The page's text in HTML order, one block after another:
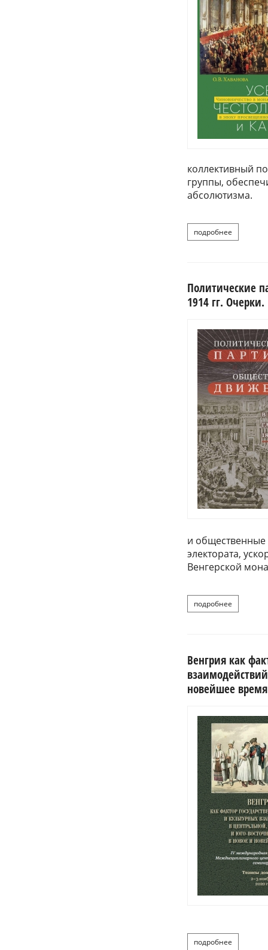
коллективный
группы,
абсолютизма.
подробнее
Политические
1914 гг.
и общественные
электората,
Венгерской
подробнее
Венгрия как
новейшее
подробнее